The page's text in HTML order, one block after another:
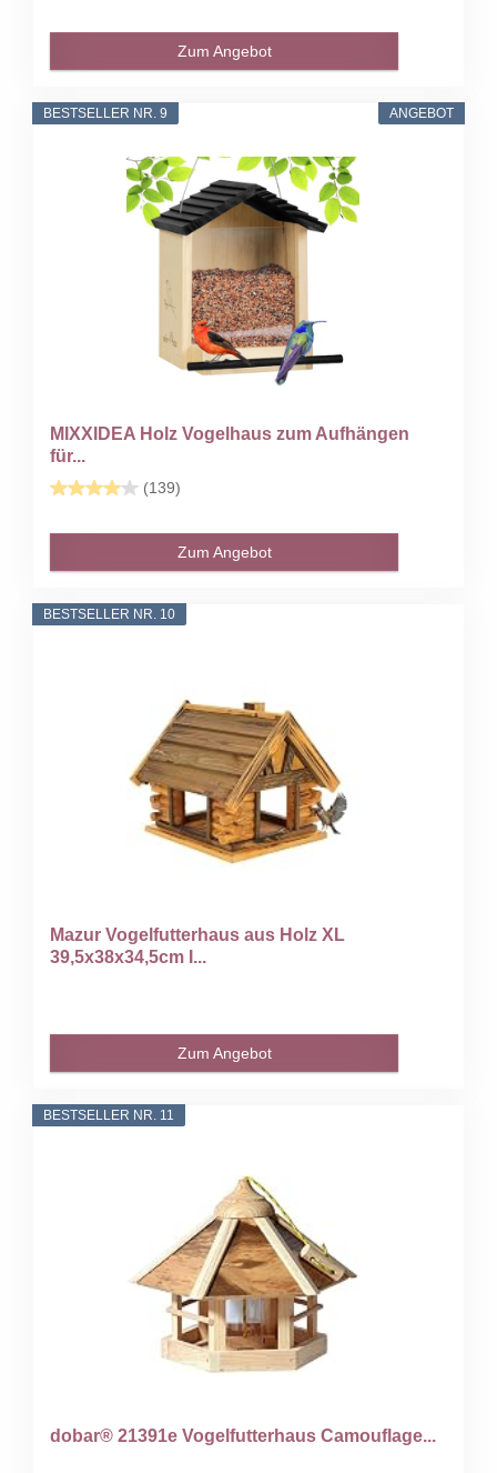
Zum Angebot
ANGEBOT
BESTSELLER NR. 9
MIXXIDEA Holz Vogelhaus zum Aufhängen
für...
(139)
Zum Angebot
BESTSELLER NR. 10
Mazur Vogelfutterhaus aus Holz XL
39,5x38x34,5cm I...
Zum Angebot
BESTSELLER NR. 11
dobar® 21391e Vogelfutterhaus Camouflage...